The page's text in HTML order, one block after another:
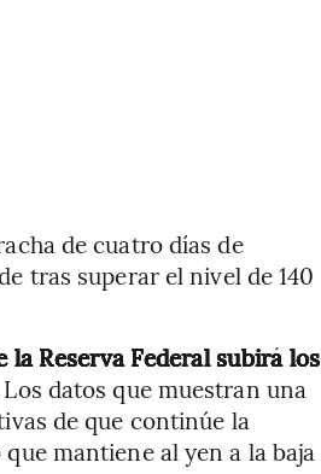
de cuatro días de
tras superar el nivel de 140
la Reserva Federal subirá los
Los datos que muestran una
de que continúe la
mantiene al yen a la baja